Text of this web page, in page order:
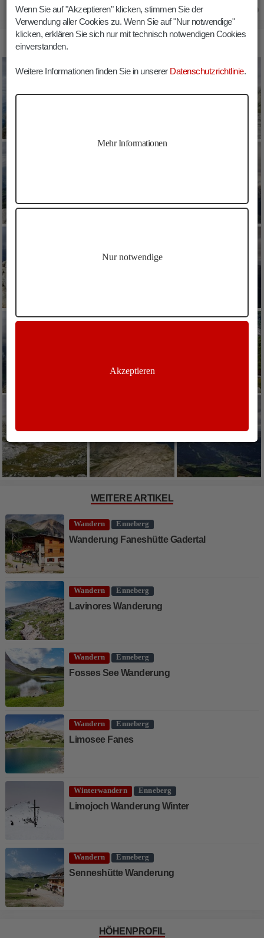
BILDER HEILIGKREUZKOFEL WANDERUNG
WEITERE ARTIKEL
Wandern Enneberg
Wanderung Faneshütte Gadertal
Wandern Enneberg
Lavinores Wanderung
Wandern Enneberg
Fosses See Wanderung
Wandern Enneberg
Limosee Fanes
Winterwandern Enneberg
Limojoch Wanderung Winter
Wandern Enneberg
Senneshütte Wanderung
HÖHENPROFIL
Wenn Sie auf "Akzeptieren" klicken, stimmen Sie der
Verwendung aller Cookies zu. Wenn Sie auf "Nur notwendige"
klicken, erklären Sie sich nur mit technisch notwendigen Cookies
einverstanden.
Weitere Informationen finden Sie in unserer Datenschutzrichtlinie.
Mehr Informationen
Nur notwendige
Akzeptieren